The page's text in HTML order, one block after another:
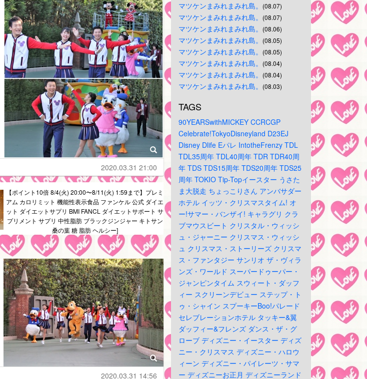
2020.03.31 21:00
【ポイント10倍 8/4(火) 20:00〜8/11(火) 1:59まで】プレミ
アム カロリミット 機能性表示食品 ファンケル 公式 ダイエ
ット ダイエットサプリ BMI FANCL ダイエットサポート サ
プリメント サプリ 中性脂肪 ブラックジンジャー キトサン
桑の葉 糖 脂肪 ヘルシー]
2020.03.31 14:56
マツケンまみれまみれ島。 (08.07)
マツケンまみれまみれ島。 (08.07)
マツケンまみれまみれ島。 (08.06)
マツケンまみれまみれ島。 (08.05)
マツケンまみれまみれ島。 (08.05)
マツケンまみれまみれ島。 (08.04)
マツケンまみれまみれ島。 (08.04)
マツケンまみれまみれ島。 (08.03)
TAGS
90YEARSwithMICKEY CCRCGP
Celebrate!TokyoDisneyland D23EJ
Disney Dlife Eパレ IntotheFrenzy TDL
TDL35周年 TDL40周年 TDR TDR40周
年 TDS TDS15周年 TDS20周年 TDS25
周年 TOKIO Tip-Topイースター うさた
ま大脱走 ちょっこりさん アンバサダー
ホテル イッツ・クリスマスタイム! オ
ー!サマー・バンザイ! キャラグリ クラ
ブマウスビート クリスタル・ウィッシ
ュ・ジャーニー クリスマス・ウィッシ
ュ クリスマス・ストーリーズ クリスマ
ス・ファンタジー サンリオ ザ・ヴィラ
ンズ・ワールド スーパードゥーパー・
ジャンピンタイム スウィート・ダッフ
ィー スクリーンデビュー ステップ・ト
ゥ・シャイン スプーキーBoo!パレード
セレブレーションホテル タッキー&翼
ダッフィー&フレンズ ダンス・ザ・グ
ローブ ディズニー・イースター ディズ
ニー・クリスマス ディズニー・ハロウ
ィーン ディズニー・パイレーツ・サマ
ー ディズニーお正月 ディズニーランド